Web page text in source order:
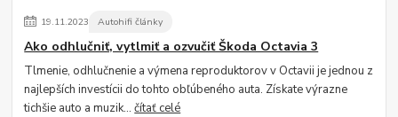
19.11.2023 Autohifi články
Ako odhlučniť, vytlmiť a ozvučiť Škoda Octavia 3
Tlmenie, odhlučnenie a výmena reproduktorov v Octavii je jednou z
najlepších investícii do tohto obľúbeného auta. Získate výrazne
tichšie auto a muzik...čítať celé